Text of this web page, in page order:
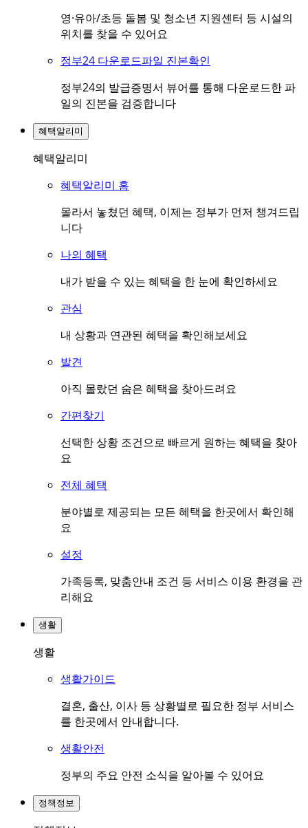
영·유아/초등 돌봄 및 청소년 지원센터 등 시설의
위치를 찾을 수 있어요
정부24 다운로드파일 진본확인
정부24의 발급증명서 뷰어를 통해 다운로드한 파
일의 진본을 검증합니다
혜택알리미
혜택알리미
혜택알리미 홈
몰라서 놓쳤던 혜택, 이제는 정부가 먼저 챙겨드립
니다
나의 혜택
내가 받을 수 있는 혜택을 한 눈에 확인하세요
관심
내 상황과 연관된 혜택을 확인해보세요
발견
아직 몰랐던 숨은 혜택을 찾아드려요
간편찾기
선택한 상황 조건으로 빠르게 원하는 혜택을 찾아
요
전체 혜택
분야별로 제공되는 모든 혜택을 한곳에서 확인해
요
설정
가족등록, 맞춤안내 조건 등 서비스 이용 환경을 관
리해요
생활
생활
생활가이드
결혼, 출산, 이사 등 상황별로 필요한 정부 서비스
를 한곳에서 안내합니다.
생활안전
정부의 주요 안전 소식을 알아볼 수 있어요
정책정보